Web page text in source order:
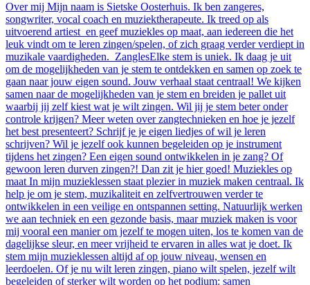
Over mij Mijn naam is Sietske Oosterhuis. Ik ben zangeres,
songwriter, vocal coach en muziektherapeute. Ik treed op als
uitvoerend artiest en geef muziekles op maat, aan iedereen die het
leuk vindt om te leren zingen/spelen, of zich graag verder verdiept in
muzikale vaardigheden. ZanglesElke stem is uniek. Ik daag je uit
om de mogelijkheden van je stem te ontdekken en samen op zoek te
gaan naar jouw eigen sound. Jouw verhaal staat centraal! We kijken
samen naar de mogelijkheden van je stem en breiden je pallet uit
waarbij jij zelf kiest wat je wilt zingen. Wil jij je stem beter onder
controle krijgen? Meer weten over zangtechnieken en hoe je jezelf
het best presenteert? Schrijf je je eigen liedjes of wil je leren
schrijven? Wil je jezelf ook kunnen begeleiden op je instrument
tijdens het zingen? Een eigen sound ontwikkelen in je zang? Of
gewoon leren durven zingen?! Dan zit je hier goed! Muziekles op
maat In mijn muzieklessen staat plezier in muziek maken centraal. Ik
help je om je stem, muzikaliteit en zelfvertrouwen verder te
ontwikkelen in een veilige en ontspannen setting. Natuurlijk werken
we aan techniek en een gezonde basis, maar muziek maken is voor
mij vooral een manier om jezelf te mogen uiten, los te komen van de
dagelijkse sleur, en meer vrijheid te ervaren in alles wat je doet. Ik
stem mijn muzieklessen altijd af op jouw niveau, wensen en
leerdoelen. Of je nu wilt leren zingen, piano wilt spelen, jezelf wilt
begeleiden of sterker wilt worden op het podium: samen